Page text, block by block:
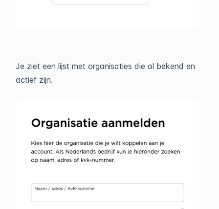
Je ziet een lijst met organisaties die al bekend en
actief zijn.